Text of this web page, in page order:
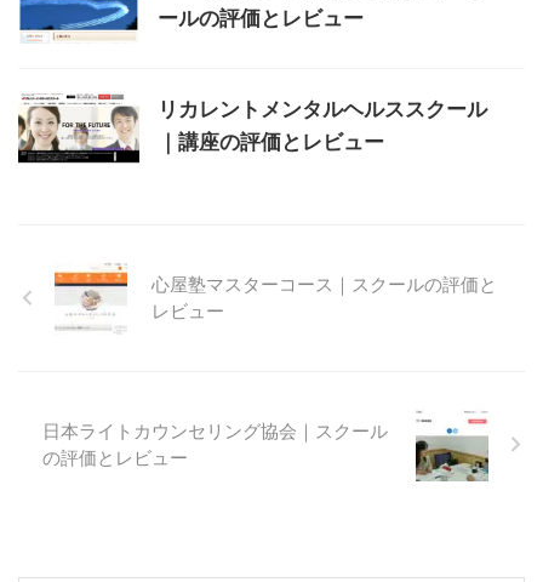
ールの評価とレビュー
リカレントメンタルヘルススクール
｜講座の評価とレビュー
心屋塾マスターコース｜スクールの評価と
レビュー
日本ライトカウンセリング協会｜スクール
の評価とレビュー